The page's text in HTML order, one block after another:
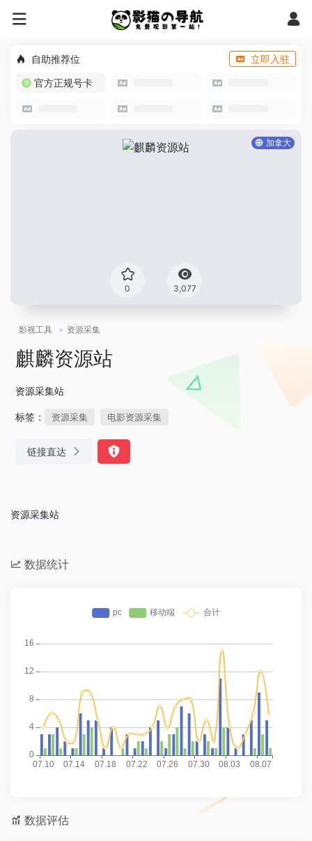
自助推荐位
立即入驻
官方正规号卡
加拿大
0 3,077
影视工具 资源采集
麒麟资源站
资源采集站
标签： 资源采集 电影资源采集
链接直达
资源采集站
数据统计
数据评估